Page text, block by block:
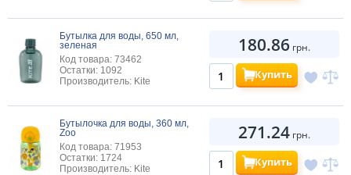
Бутылка для воды, 650 мл,
зеленая
Код товара: 73462
Остатки: 1092
Производитель: Kite
180.86 грн.
Купить
Бутылочка для воды, 360 мл,
Zoo
Код товара: 71953
Остатки: 1724
Производитель: Kite
271.24 грн.
Купить